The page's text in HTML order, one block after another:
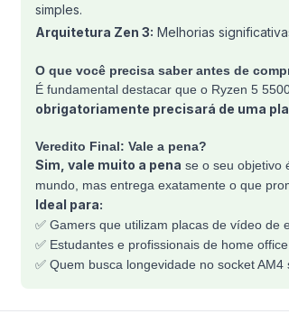
simples.
Arquitetura Zen 3: Melhorias
O que você precisa saber antes de
É fundamental destacar que o Ryzen 5
obrigatoriamente precisará de uma
Veredito Final: Vale a pena?
Sim, vale muito a pena se o seu objetivo
mundo, mas entrega exatamente o que
Ideal para:
✅ Gamers que utilizam placas de vídeo de
✅ Estudantes e profissionais de home office.
✅ Quem busca longevidade no socket